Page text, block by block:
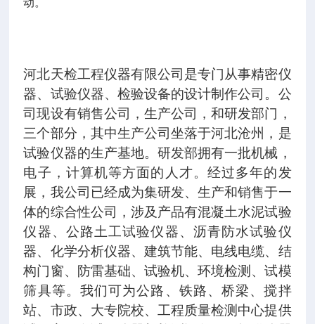
动。
河北天检工程仪器有限公司是专门从事精密仪
器、试验仪器、检验设备的设计制作公司。公
司现设有销售公司，生产公司，和研发部门，
三个部分，其中生产公司坐落于河北沧州，是
试验仪器的生产基地。研发部拥有一批机械，
电子，计算机等方面的人才。经过多年的发
展，我公司已经成为集研发、生产和销售于一
体的综合性公司，涉及产品有混凝土水泥试验
仪器、公路土工试验仪器、沥青防水试验仪
器、化学分析仪器、建筑节能、电线电缆、结
构门窗、防雷基础、试验机、环境检测、试模
筛具等。我们可为公路、铁路、桥梁、搅拌
站、市政、大专院校、工程质量检测中心提供